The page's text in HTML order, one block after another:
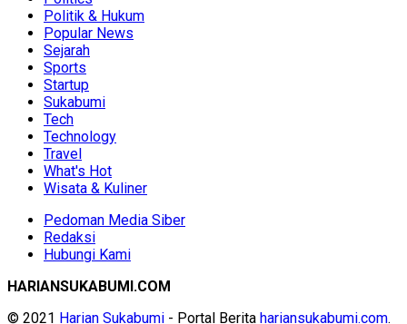
Politik & Hukum
Popular News
Sejarah
Sports
Startup
Sukabumi
Tech
Technology
Travel
What's Hot
Wisata & Kuliner
Pedoman Media Siber
Redaksi
Hubungi Kami
HARIANSUKABUMI.COM
© 2021 Harian Sukabumi - Portal Berita hariansukabumi.com.